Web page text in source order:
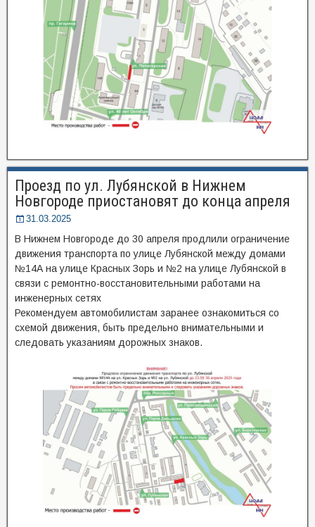
Проезд по ул. Лубянской в Нижнем
Новгороде приостановят до конца апреля
31.03.2025
В Нижнем Новгороде до 30 апреля продлили ограничение
движения транспорта по улице Лубянской между домами
№14А на улице Красных Зорь и №2 на улице Лубянской в
связи с ремонтно-восстановительными работами на
инженерных сетях
Рекомендуем автомобилистам заранее ознакомиться со
схемой движения, быть предельно внимательными и
следовать указаниям дорожных знаков.